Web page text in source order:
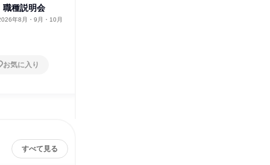
職種説明会
年8月・9月・10月
お気に入り
すべて見る